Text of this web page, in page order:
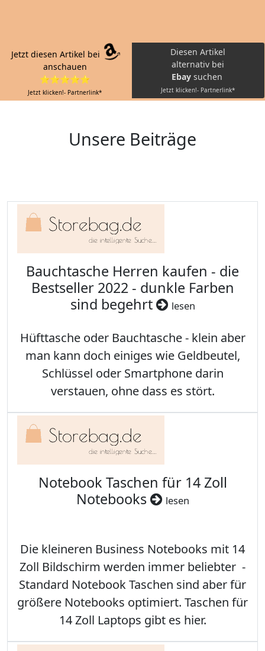
Jetzt diesen Artikel bei
anschauen
⭐⭐⭐⭐⭐
Jetzt klicken!- Partnerlink*
Diesen Artikel
alternativ bei
Ebay suchen
Jetzt klicken!- Partnerlink*
Unsere Beiträge
Bauchtasche Herren kaufen - die
Bestseller 2022 - dunkle Farben
sind begehrt
lesen
Hüfttasche oder Bauchtasche - klein aber
man kann doch einiges wie Geldbeutel,
Schlüssel oder Smartphone darin
verstauen, ohne dass es stört.
Notebook Taschen für 14 Zoll
Notebooks
lesen
Die kleineren Business Notebooks mit 14
Zoll Bildschirm werden immer beliebter -
Standard Notebook Taschen sind aber für
größere Notebooks optimiert. Taschen für
14 Zoll Laptops gibt es hier.